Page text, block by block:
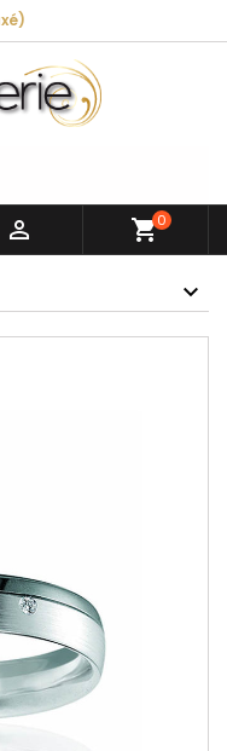
 shopping_cart0